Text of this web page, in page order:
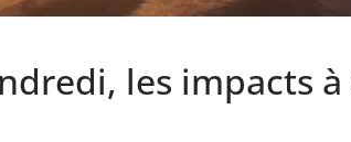
les impacts